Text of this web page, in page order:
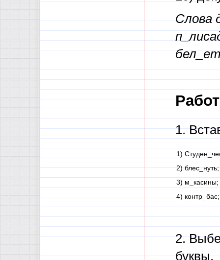
Слова
1.
1)
2) блес_нуть;
3) м_касины;
4) контр_бас;
2.
буквы.